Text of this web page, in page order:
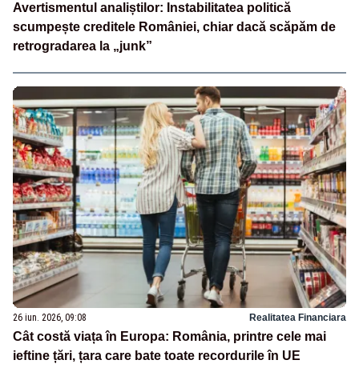
Avertismentul analiștilor: Instabilitatea politică
scumpește creditele României, chiar dacă scăpăm de
retrogradarea la „junk”
26 iun. 2026, 09:08 Realitatea Financiara
Cât costă viața în Europa: România, printre cele mai
ieftine țări, țara care bate toate recordurile în UE